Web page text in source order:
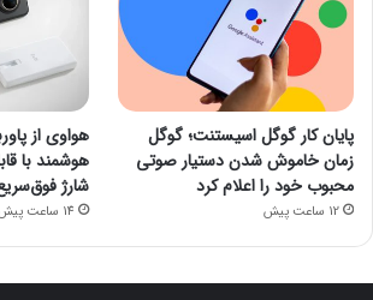
پایان کار گوگل اسیستنت؛ گوگل
زمان خاموش شدن دستیار صوتی
محبوب خود را اعلام کرد
12 ساعت پیش
هوشمند با
شارژ
14 ساعت پیش